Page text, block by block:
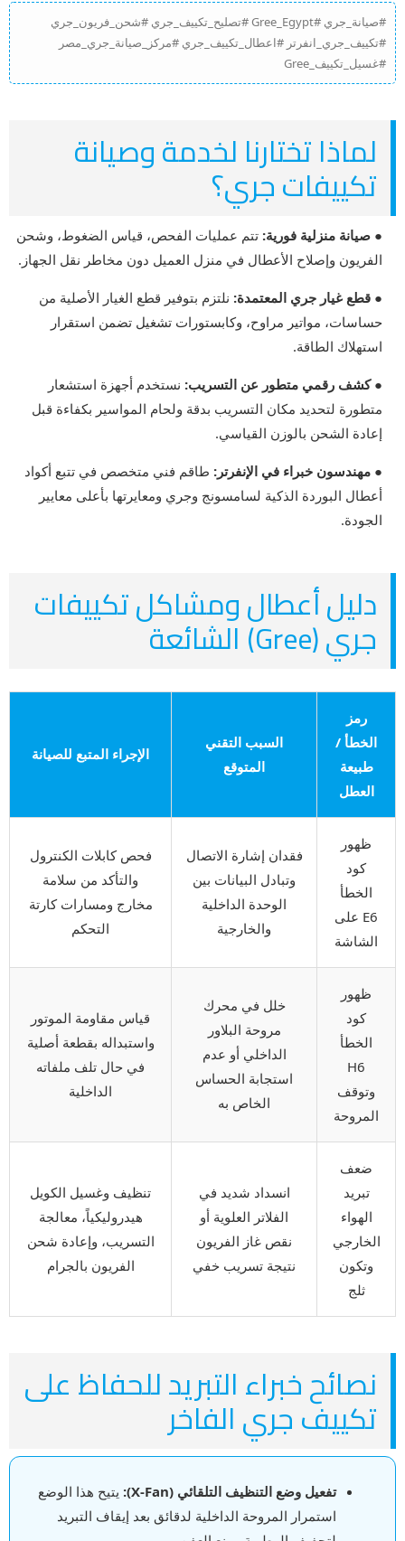
#صيانة_جري #Gree_Egypt #تصليح_تكييف_جري #شحن_فريون_جري
#تكييف_جري_انفرتر #اعطال_تكييف_جري #مركز_صيانة_جري_مصر
#غسيل_تكييف_Gree
لماذا تختارنا لخدمة وصيانة
تكييفات جري؟
● صيانة منزلية فورية: تتم عمليات الفحص، قياس الضغوط، وشحن
الفريون وإصلاح الأعطال في منزل العميل دون مخاطر نقل الجهاز.
● قطع غيار جري المعتمدة: نلتزم بتوفير قطع الغيار الأصلية من
حساسات، مواتير مراوح، وكابستورات تشغيل تضمن استقرار
استهلاك الطاقة.
● كشف رقمي متطور عن التسريب: نستخدم أجهزة استشعار
متطورة لتحديد مكان التسريب بدقة ولحام المواسير بكفاءة قبل
إعادة الشحن بالوزن القياسي.
● مهندسون خبراء في الإنفرتر: طاقم فني متخصص في تتبع أكواد
أعطال البوردة الذكية لسامسونج وجري ومعايرتها بأعلى معايير
الجودة.
دليل أعطال ومشاكل تكييفات
جري (Gree) الشائعة
رمز
الخطأ /
طبيعة
العطل
السبب التقني
المتوقع
الإجراء المتبع للصيانة
ظهور
كود
الخطأ
E6 على
الشاشة
فقدان إشارة الاتصال
وتبادل البيانات بين
الوحدة الداخلية
والخارجية
فحص كابلات الكنترول
والتأكد من سلامة
مخارج ومسارات كارتة
التحكم
ظهور
كود
الخطأ
H6
وتوقف
المروحة
خلل في محرك
مروحة البلاور
الداخلي أو عدم
استجابة الحساس
الخاص به
قياس مقاومة الموتور
واستبداله بقطعة أصلية
في حال تلف ملفاته
الداخلية
ضعف
تبريد
الهواء
الخارجي
وتكون
ثلج
انسداد شديد في
الفلاتر العلوية أو
نقص غاز الفريون
نتيجة تسريب خفي
تنظيف وغسيل الكويل
هيدروليكياً، معالجة
التسريب، وإعادة شحن
الفريون بالجرام
نصائح خبراء التبريد للحفاظ على
تكييف جري الفاخر
تفعيل وضع التنظيف التلقائي (X-Fan):
يتيح هذا الوضع
استمرار المروحة الداخلية لدقائق بعد إيقاف التبريد